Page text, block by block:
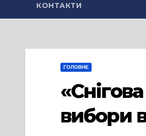
КОНТАКТИ
ГОЛОВНЕ
вибори